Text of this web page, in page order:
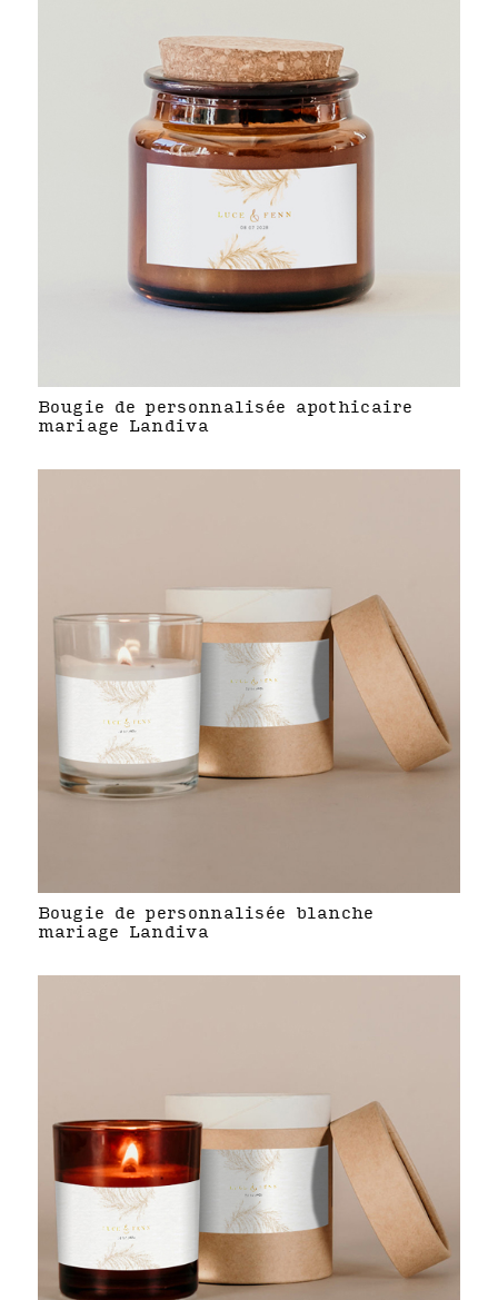
Bougie de personnalisée apothicaire
mariage Landiva
Bougie de personnalisée blanche
mariage Landiva